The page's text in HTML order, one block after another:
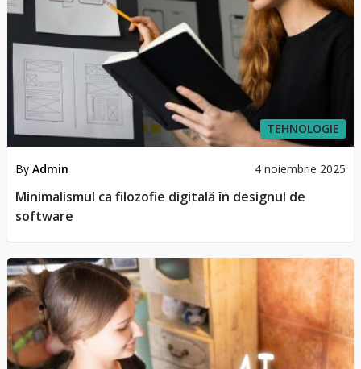
TEHNOLOGIE
By Admin 4 noiembrie 2025
Minimalismul ca filozofie digitală în designul de
software